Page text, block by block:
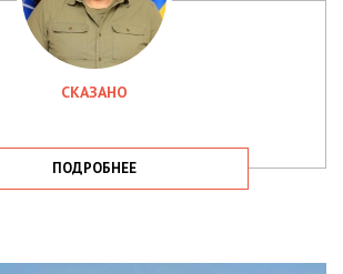
СКАЗАНО
ПОДРОБНЕЕ